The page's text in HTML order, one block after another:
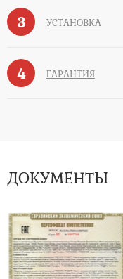
3 УСТАНОВКА
4 ГАРАНТИЯ
ДОКУМЕНТЫ